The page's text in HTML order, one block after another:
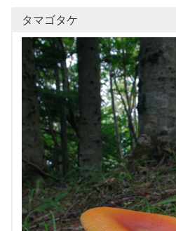
タマゴタケ